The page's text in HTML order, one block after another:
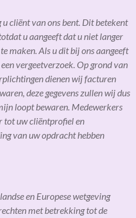
cliënt van ons bent. Dit betekent
u aangeeft dat u niet langer
maken. Als u dit bij ons aangeeft
vergeetverzoek. Op grond van
dienen wij facturen
deze gegevens zullen wij dus
loopt bewaren. Medewerkers
tot uw cliëntprofiel en
van uw opdracht hebben
en Europese wetgeving
met betrekking tot de